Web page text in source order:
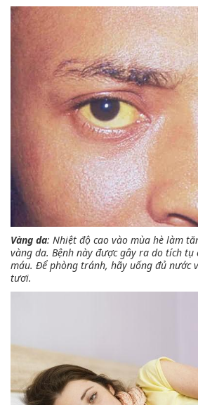
Vàng da: Nhiệt độ cao vào mùa hè làm
vàng da. Bệnh này được gây ra do tích
máu. Để phòng tránh, hãy uống đủ nước
tươi.